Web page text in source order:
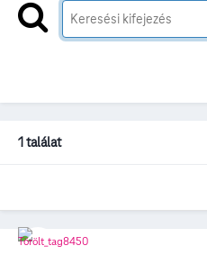
1 találat